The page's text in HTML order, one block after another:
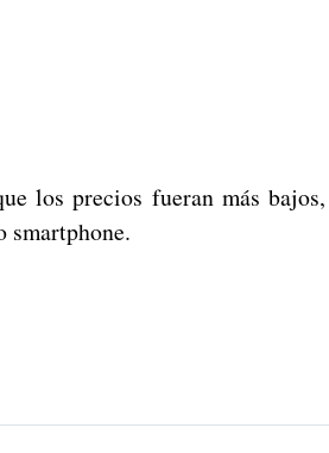
los precios fueran más
smartphone.